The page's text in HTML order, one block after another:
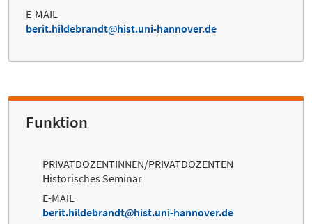
E-MAIL
berit.hildebrandt
hist.uni-hannover.de
Funktion
PRIVATDOZENTINNEN/PRIVATDOZENTEN
Historisches Seminar
E-MAIL
berit.hildebrandt
hist.uni-hannover.de